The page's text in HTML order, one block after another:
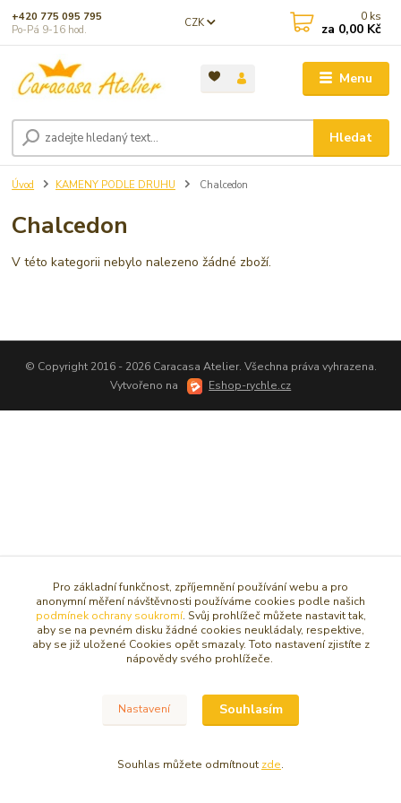
Menu
CZK
Hledat
+420 775 095 795
Po-Pá 9-16 hod.
0 ks
za 0,00 Kč
Úvod KAMENY PODLE DRUHU Chalcedon
Chalcedon
V této kategorii nebylo nalezeno žádné zboží.
© Copyright 2016 - 2026 Caracasa Atelier. Všechna práva vyhrazena.
Vytvořeno na
Eshop-rychle.cz
Pro základní funkčnost, zpříjemnění používání webu a pro
anonymní měření návštěvnosti používáme cookies podle našich
podmínek ochrany soukromí. Svůj prohlížeč můžete nastavit tak,
aby se na pevném disku žádné cookies neukládaly, respektive,
aby se již uložené Cookies opět smazaly. Toto nastavení zjistíte z
nápovědy svého prohlížeče.
Nastavení Souhlasím
Souhlas můžete odmítnout zde.